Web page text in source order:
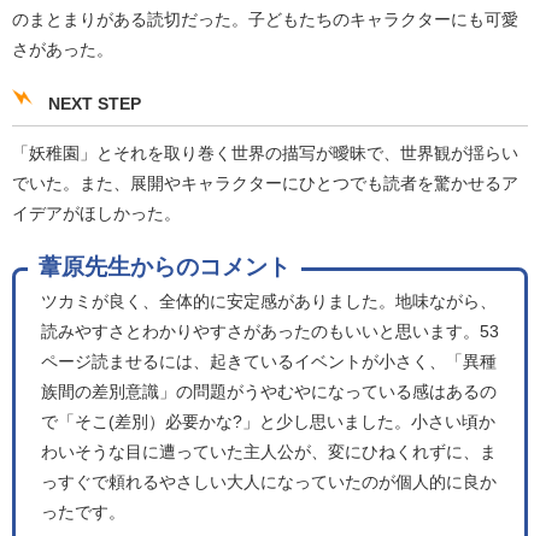
のまとまりがある読切だった。子どもたちのキャラクターにも可愛
さがあった。
NEXT STEP
「妖稚園」とそれを取り巻く世界の描写が曖昧で、世界観が揺らい
でいた。また、展開やキャラクターにひとつでも読者を驚かせるア
イデアがほしかった。
葦原先生からのコメント
ツカミが良く、全体的に安定感がありました。地味ながら、
読みやすさとわかりやすさがあったのもいいと思います。53
ページ読ませるには、起きているイベントが小さく、「異種
族間の差別意識」の問題がうやむやになっている感はあるの
で「そこ(差別）必要かな?」と少し思いました。小さい頃か
わいそうな目に遭っていた主人公が、変にひねくれずに、ま
っすぐで頼れるやさしい大人になっていたのが個人的に良か
ったです。